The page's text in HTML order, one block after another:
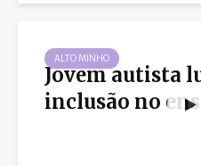
ALTO MINHO
Jovem autista
inclusão no